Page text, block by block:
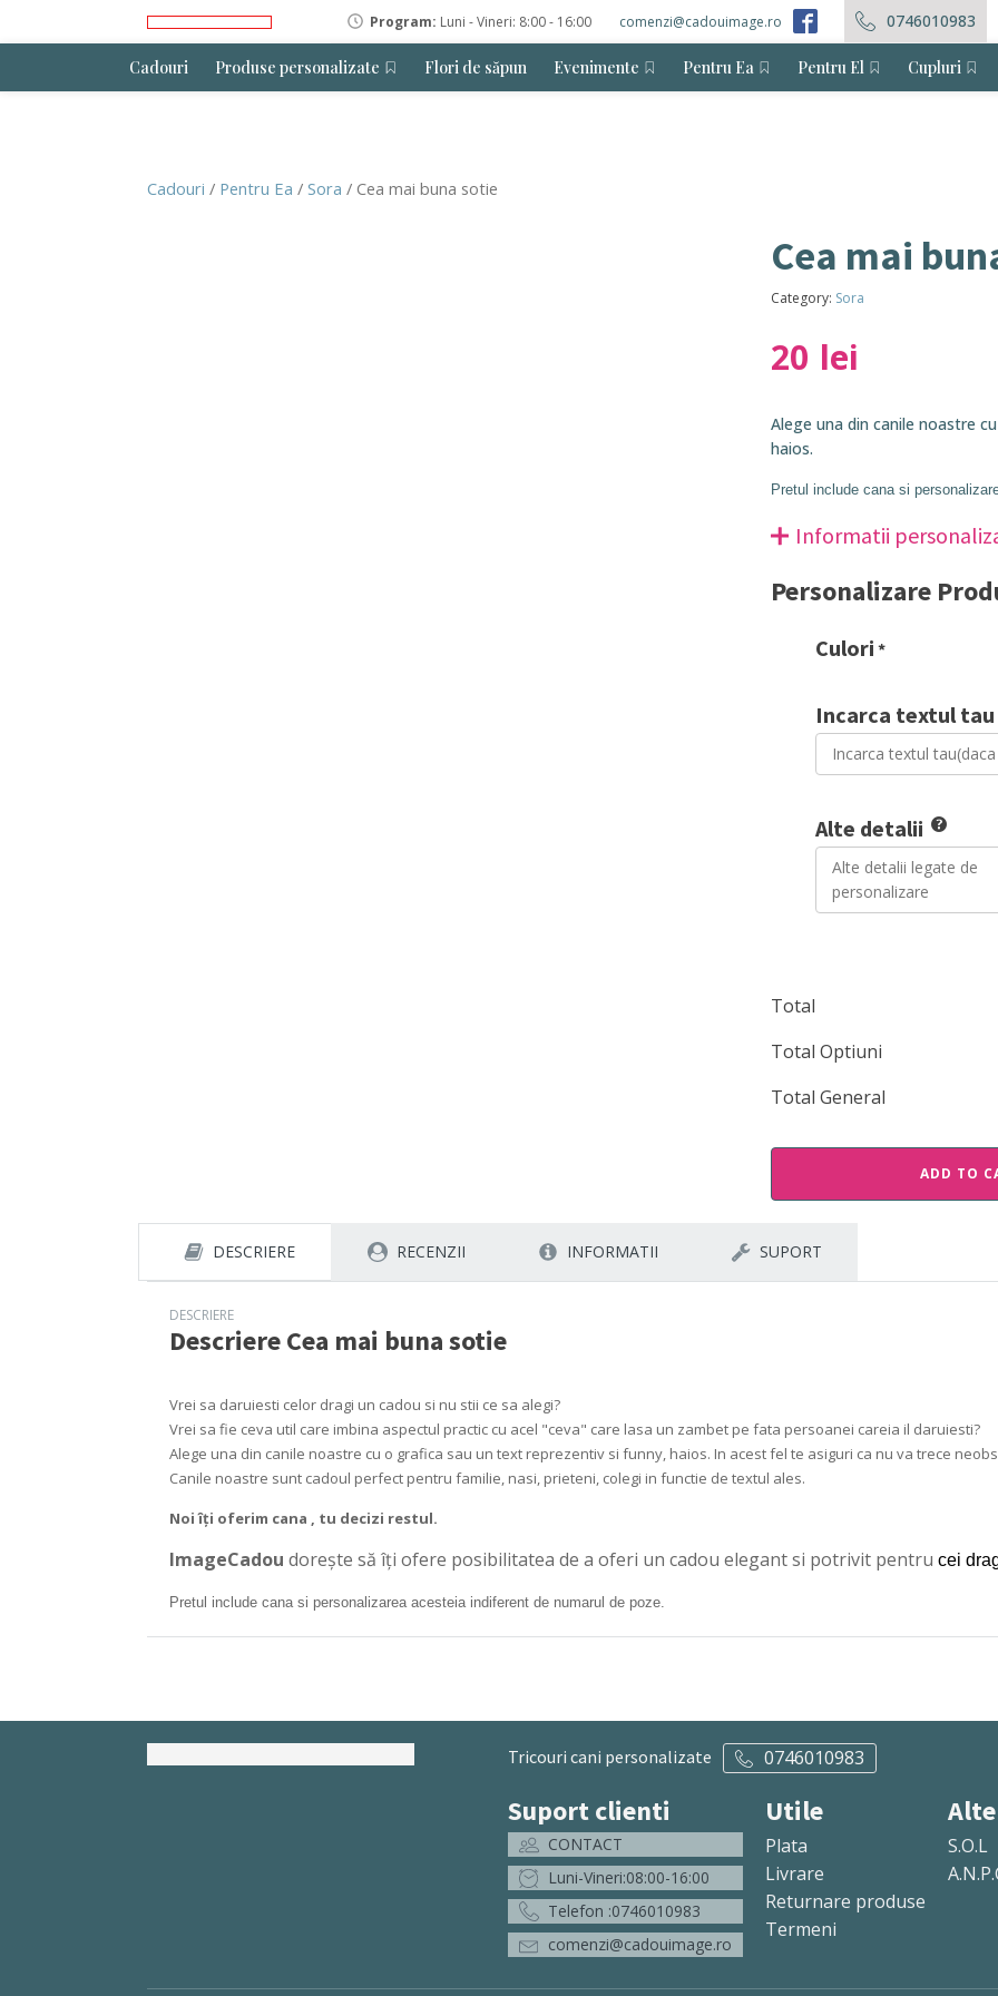
Program: Luni - Vineri: 8:00 - 16:00 comenzi@cadouimage.ro 0746010983
Cadouri Produse personalizate Flori de săpun Evenimente Pentru Ea Pentru El Cupluri
Cadouri / Pentru Ea / Sora / Cea mai buna sotie
Cea mai
Category: Sora
20 lei
Alege una din canile noastre
haios.
Pretul include cana si
Informatii
Personalizare
Culori *
Incarca textul tau
Alte detalii
Total
Total Optiuni
Total General
ADD TO
DESCRIERE RECENZII INFORMATII SUPORT
DESCRIERE
DescriereCea mai buna sotie
Vrei sa daruiesti celor dragi un cadou si nu stii ce sa alegi?
Vrei sa fie ceva util care imbina aspectul practic cu acel "ceva" care lasa un zambet pe fata persoanei careia il daruiesti?
Alege una din canile noastre cu o grafica sau un text reprezentiv si funny, haios. In acest fel te asiguri ca nu va trece
Canile noastre sunt cadoul perfect pentru familie, nasi, prieteni, colegi in functie de textul ales.
Noi îți oferim cana , tu decizi restul.
ImageCadou dorește să îți ofere posibilitatea de a oferi un cadou elegant si potrivit pentru cei
Pretul include cana si personalizarea acesteia indiferent de numarul de poze.
Tricouri cani personalizate 0746010983
Suport clienti
CONTACT
Luni-Vineri:08:00-16:00
Telefon :0746010983
comenzi@cadouimage.ro
Utile
Plata
Livrare
Returnare produse
Termeni
S.O.L